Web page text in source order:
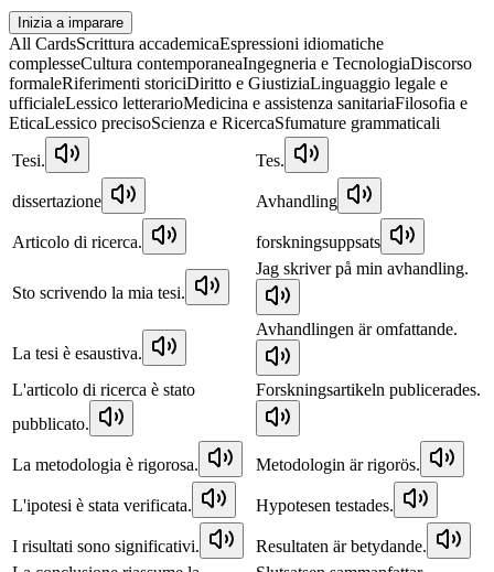
Inizia a imparare
All CardsScrittura accademicaEspressioni idiomatiche
complesseCultura contemporaneaIngegneria e TecnologiaDiscorso
formaleRiferimenti storiciDiritto e GiustiziaLinguaggio legale e
ufficialeLessico letterarioMedicina e assistenza sanitariaFilosofia e
EticaLessico precisoScienza e RicercaSfumature grammaticali
Tesi.
Tes.
dissertazione Avhandling
Articolo di ricerca. forskningsuppsats
Sto scrivendo la mia tesi.
Jag skriver på min avhandling.
La tesi è esaustiva.
Avhandlingen är omfattande.
L'articolo di ricerca è stato
pubblicato.
Forskningsartikeln publicerades.
La metodologia è rigorosa. Metodologin är rigorös.
L'ipotesi è stata verificata. Hypotesen testades.
I risultati sono significativi.
Resultaten är betydande.